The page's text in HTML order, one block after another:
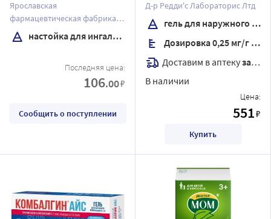
местного применения 25
мл
Ярославская
фармацевтическая фабрика
ЗАО
настойка для ингаляций
Последняя цена:
106.00₽
Сообщить о поступлении
применения
Д-р Редди'с Лабораторис Лтд
гель для наружного применения
Дозировка 0,25 мг/г + 50 мг/г + 100 мг/г + 10 мг/г
Доставим в аптекузавтра
В наличии
Цена:
551₽
Купить